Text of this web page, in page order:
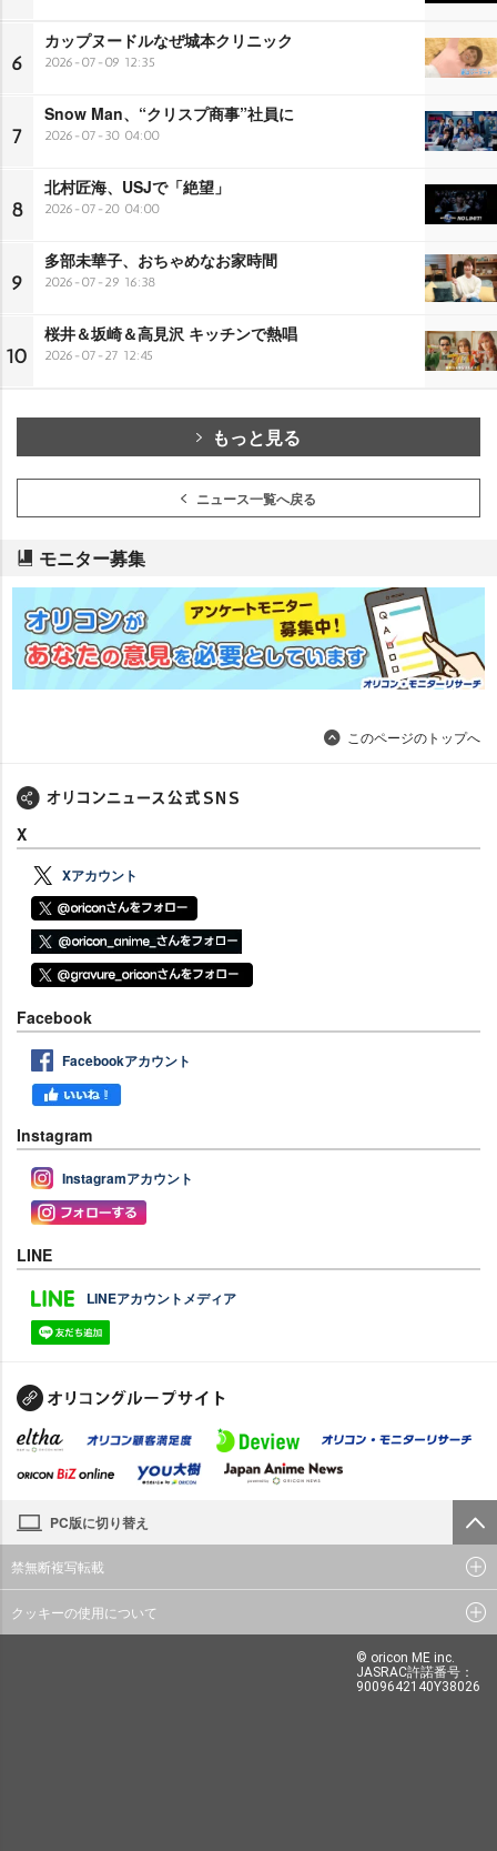
6
カップヌードルなぜ城本クリニック
2026-07-09 12:35
7
Snow Man、“クリスプ商事”社員に
2026-07-30 04:00
8
北村匠海、USJで「絶望」
2026-07-20 04:00
9
多部未華子、おちゃめなお家時間
2026-07-29 16:38
10
桜井＆坂崎＆高見沢 キッチンで熱唱
2026-07-27 12:45
もっと見る
ニュース一覧へ戻る
モニター募集
このページのトップへ
X
Xアカウント
Facebook
Facebookアカウント
Instagram
Instagramアカウント
LINE
LINEアカウントメディア
PC版に切り替え
禁無断複写転載
クッキーの使用について
© oricon ME inc.
JASRAC許諾番号：
9009642140Y38026